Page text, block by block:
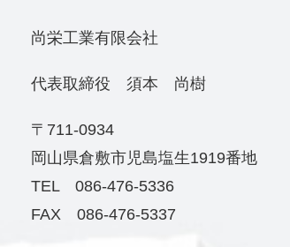
尚栄工業有限会社
代表取締役 須本 尚樹
〒711-0934
岡山県倉敷市児島塩生1919番地
TEL 086-476-5336
FAX 086-476-5337